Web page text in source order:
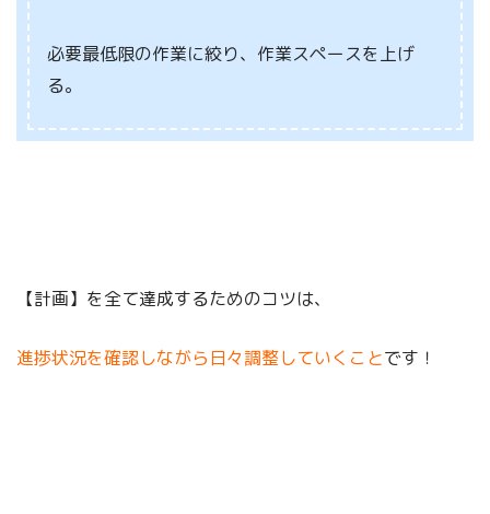
必要最低限の作業に絞り、作業スペースを上げ
る。
【計画】を全て達成するためのコツは、
進捗状況を確認しながら日々調整していくことです！